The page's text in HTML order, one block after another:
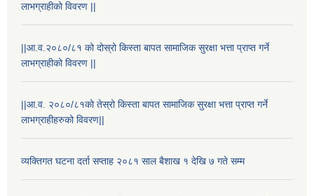
लाभग्राहीको विवरण ||
||आ.व.२०८०/८१ को दोस्रो किस्ता बापत सामाजिक सुरक्षा भत्ता प्राप्त गर्ने
लाभग्राहीको विवरण ||
||आ.व. २०८०/८१को तेस्रो किस्ता बापत सामाजिक सुरक्षा भत्ता प्राप्त गर्ने
लाभग्राहीहरुको विवरण||
व्यक्तिगत घटना दर्ता सप्ताह २०८१ साल बैशाख १ देखि ७ गते सम्म